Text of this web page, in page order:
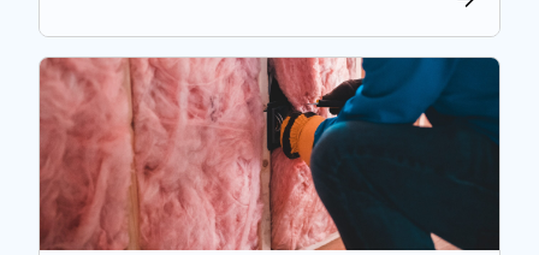
Expectra dans son 21ème baromètre, évoquant une
progression […]